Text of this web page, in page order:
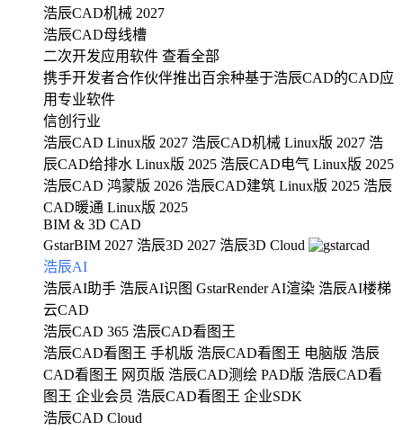
浩辰CAD机械 2027
浩辰CAD母线槽
二次开发应用软件 查看全部
携手开发者合作伙伴推出百余种基于浩辰CAD的CAD应
用专业软件
信创行业
浩辰CAD Linux版 2027 浩辰CAD机械 Linux版 2027 浩
辰CAD给排水 Linux版 2025 浩辰CAD电气 Linux版 2025
浩辰CAD 鸿蒙版 2026 浩辰CAD建筑 Linux版 2025 浩辰
CAD暖通 Linux版 2025
BIM & 3D CAD
GstarBIM 2027 浩辰3D 2027 浩辰3D Cloud
浩辰AI
浩辰AI助手 浩辰AI识图 GstarRender AI渲染 浩辰AI楼梯
云CAD
浩辰CAD 365 浩辰CAD看图王
浩辰CAD看图王 手机版 浩辰CAD看图王 电脑版 浩辰
CAD看图王 网页版 浩辰CAD测绘 PAD版 浩辰CAD看
图王 企业会员 浩辰CAD看图王 企业SDK
浩辰CAD Cloud